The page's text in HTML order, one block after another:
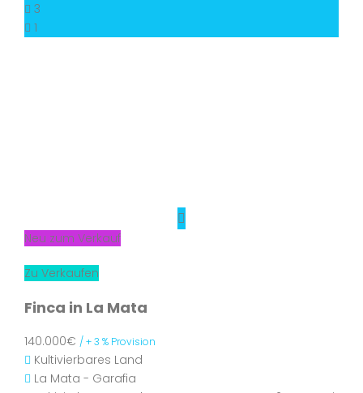
3
1
Neu zum Verkauf
Zu Verkaufen
Finca in La Mata
140.000€ / + 3 % Provision
Kultivierbares Land
La Mata - Garafia